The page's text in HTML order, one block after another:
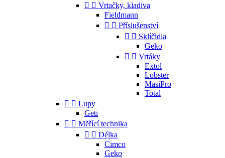
  Vrtačky, kladiva
Fieldmann
  Příslušenství
  Sklíčidla
Geko
  Vrtáky
Extol
Lobster
MasiPro
Total
  Lupy
Geti
  Měřící technika
  Délka
Cimco
Geko